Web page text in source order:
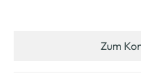
Zum